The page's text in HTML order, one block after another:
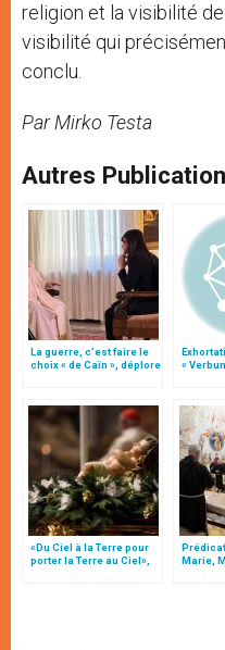
religion et la visibilité
visibilité qui
conclu.
Par Mirko Testa
Autres
La guerre, c’est faire le
choix « de Caïn », déplore
«
«Du Ciel à la Terre pour
porter la Terre au Ciel»,
Marie,